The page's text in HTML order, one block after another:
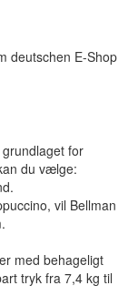
deutschen E-Shop
for
du vælge:
vil Bellman
med behageligt
tryk fra 7,4 kg til